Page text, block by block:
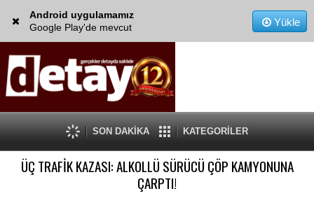
Android uygulamamız
Google Play'de mevcut
Yükle
SON DAKİKA KATEGORİLER
ÜÇ TRAFİK KAZASI: ALKOLLÜ SÜRÜCÜ ÇÖP KAMYONUNA
ÇARPTI!